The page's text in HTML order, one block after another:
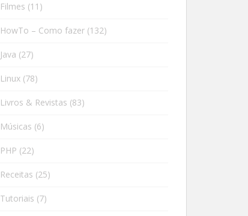
Filmes (11)
HowTo – Como fazer (132)
Java (27)
Linux (78)
Livros & Revistas (83)
Músicas (6)
PHP (22)
Receitas (25)
Tutoriais (7)